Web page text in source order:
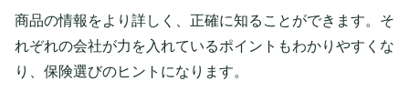
商品の情報をより詳しく、正確に知ることができます。そ
れぞれの会社が力を入れているポイントもわかりやすくな
り、保険選びのヒントになります。